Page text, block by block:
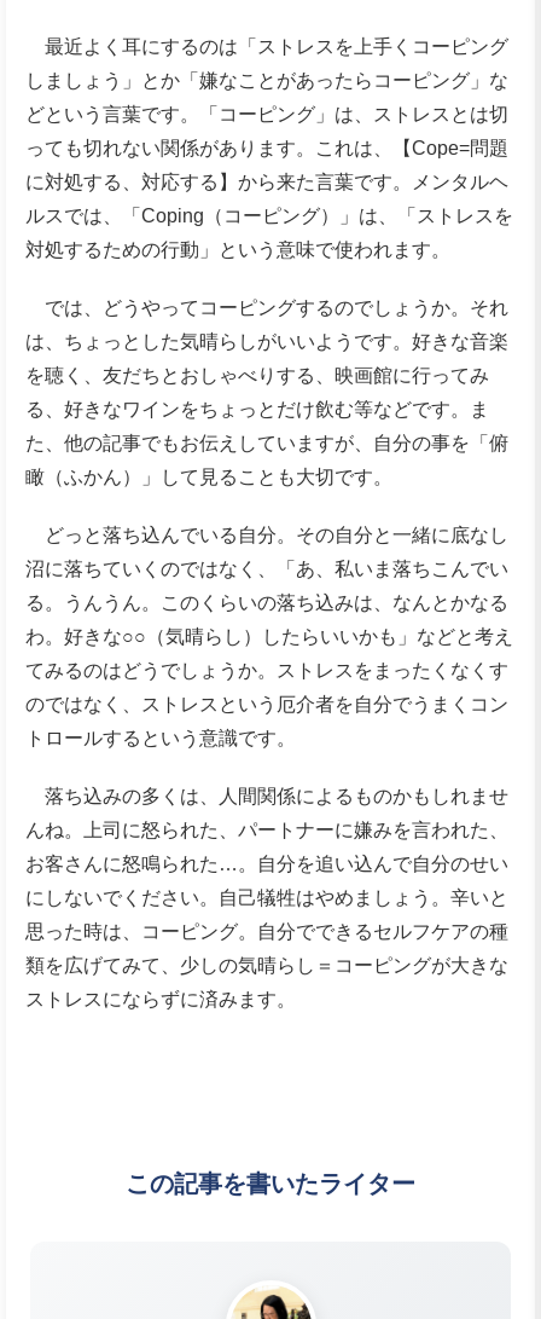
最近よく耳にするのは「ストレスを上手くコーピング
しましょう」とか「嫌なことがあったらコーピング」な
どという言葉です。「コーピング」は、ストレスとは切
っても切れない関係があります。これは、【Cope=問題
に対処する、対応する】から来た言葉です。メンタルヘ
ルスでは、「Coping（コーピング）」は、「ストレスを
対処するための行動」という意味で使われます。
では、どうやってコーピングするのでしょうか。それ
は、ちょっとした気晴らしがいいようです。好きな音楽
を聴く、友だちとおしゃべりする、映画館に行ってみ
る、好きなワインをちょっとだけ飲む等などです。ま
た、他の記事でもお伝えしていますが、自分の事を「俯
瞰（ふかん）」して見ることも大切です。
どっと落ち込んでいる自分。その自分と一緒に底なし
沼に落ちていくのではなく、「あ、私いま落ちこんでい
る。うんうん。このくらいの落ち込みは、なんとかなる
わ。好きな○○（気晴らし）したらいいかも」などと考え
てみるのはどうでしょうか。ストレスをまったくなくす
のではなく、ストレスという厄介者を自分でうまくコン
トロールするという意識です。
落ち込みの多くは、人間関係によるものかもしれませ
んね。上司に怒られた、パートナーに嫌みを言われた、
お客さんに怒鳴られた…。自分を追い込んで自分のせい
にしないでください。自己犠牲はやめましょう。辛いと
思った時は、コーピング。自分でできるセルフケアの種
類を広げてみて、少しの気晴らし＝コーピングが大きな
ストレスにならずに済みます。
この記事を書いたライター